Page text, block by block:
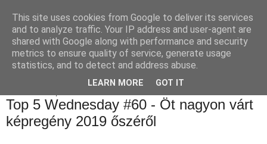
Luthien Könyvvilága Blog
Top 5 Wednesday #60 - Öt nagyon várt
képregény 2019 őszéről
This site uses cookies from Google to deliver its services
and to analyze traffic. Your IP address and user-agent are
shared with Google along with performance and security
metrics to ensure quality of service, generate usage
statistics, and to detect and address abuse.
LEARN MORE GOT IT